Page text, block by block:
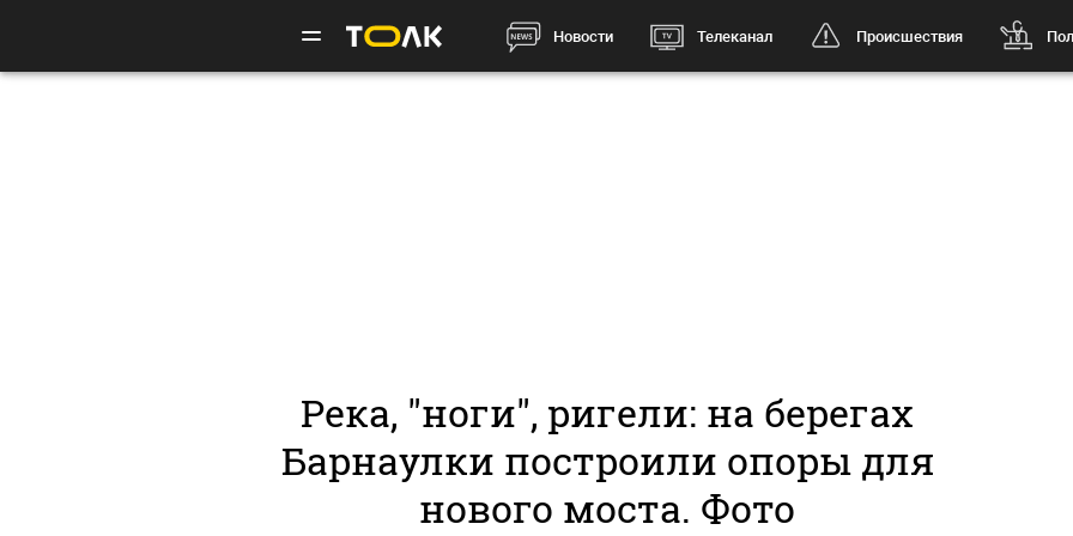
Новости Телеканал Происшествия
Река, "ноги", ригели: на берегах
Барнаулки построили опоры для
нового моста. Фото